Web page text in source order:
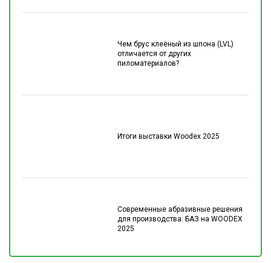
Чем брус клеёный из шпона (LVL)
отличается от других
пиломатериалов?
Итоги выставки Woodex 2025
Современные абразивные решения
для производства: БАЗ на WOODEX
2025